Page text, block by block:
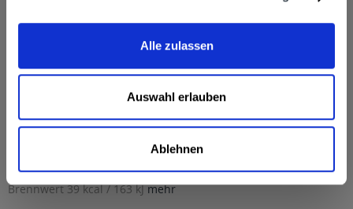
Alle zulassen
Auswahl erlauben
Ablehnen
Hersteller
Dinkelacker-Schwaben Bräu GmbH & Co. KG, Tübinger Strasse
46, 70178 Stuttgart, Telefon: (+49)...mehr
Dinkelacker-Schwaben Bräu GmbH & Co. KG, Tübinger
Strasse 46, 70178 Stuttgart, Telefon: (+49) 0711 / 64 81 - 0
4,9% volmehr
Nährwertangaben
Brennwert 39 kcal / 163 kJmehr